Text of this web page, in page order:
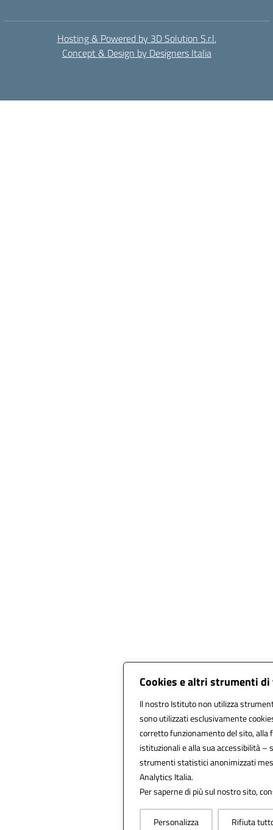
Cookies e altri strumenti
Il nostro Istituto non utilizza
sono utilizzati esclusivamente
corretto funzionamento del sito, alla
istituzionali e alla sua accessibilità –
strumenti statistici anonimizzati
Analytics Italia.
Per saperne di più sul nostro sito,
Personalizza Rifiuta
Hosting & Powered by 3D Solution S.r.l.
Concept & Design by Designers Italia